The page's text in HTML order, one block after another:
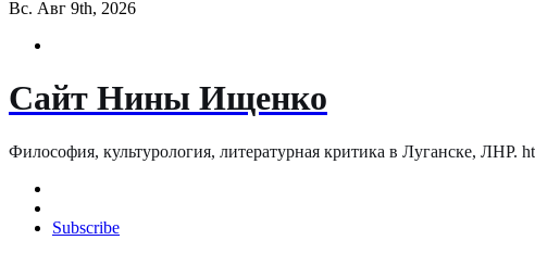
Вс. Авг 9th, 2026
Сайт Нины Ищенко
Философия, культурология, литературная критика в Луганске, ЛНР.
Subscribe